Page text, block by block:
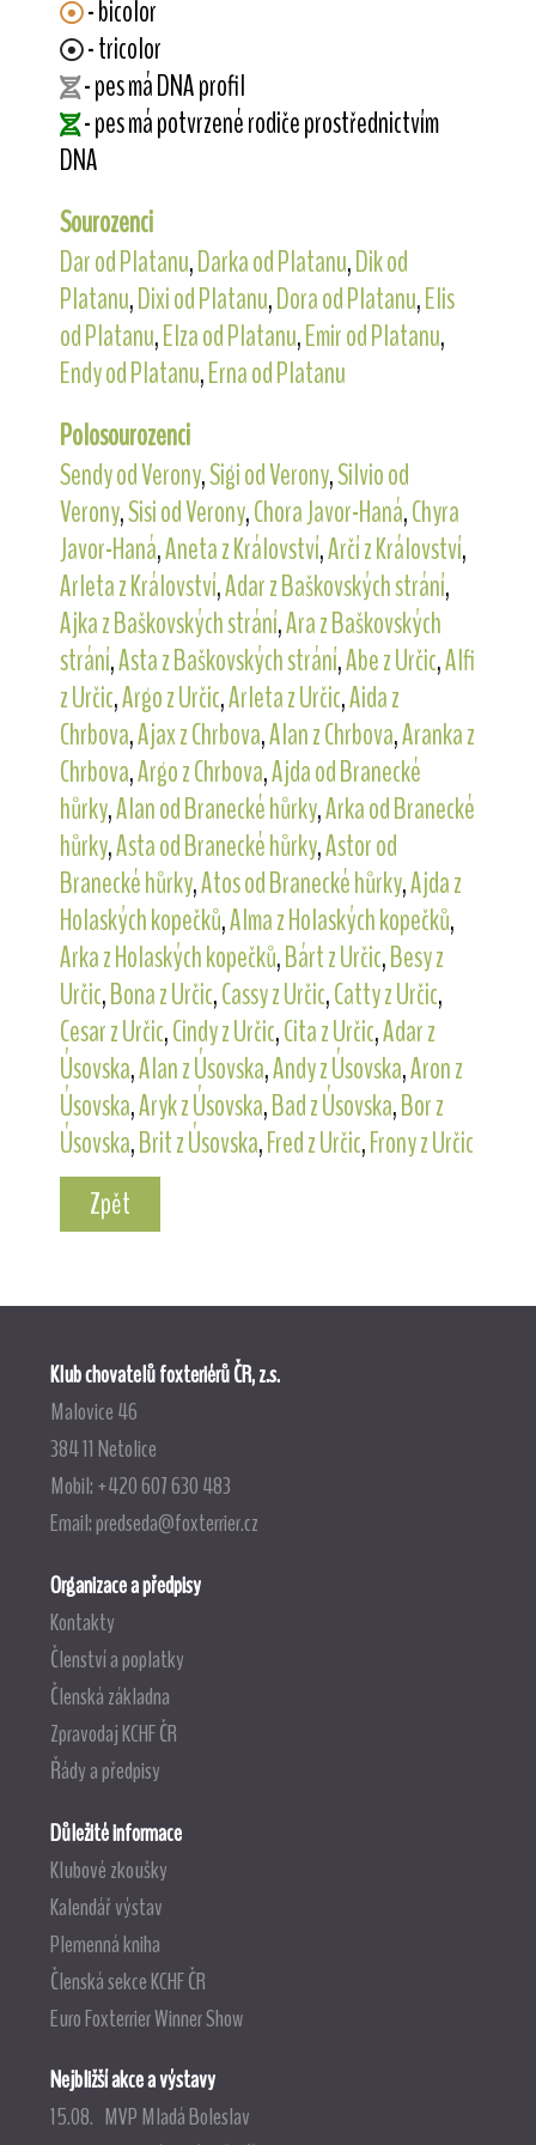
- bicolor
- tricolor
- pes má DNA profil
- pes má potvrzené rodiče prostřednictvím
DNA
Sourozenci
Dar od Platanu,Darka od Platanu,Dik od
Platanu,Dixi od Platanu,Dora od Platanu,Elis
od Platanu,Elza od Platanu,Emir od Platanu,
Endy od Platanu,Erna od Platanu
Polosourozenci
Sendy od Verony,Sigi od Verony,Silvio od
Verony,Sisi od Verony,Chora Javor-Haná,Chyra
Javor-Haná,Aneta z Království,Arčí z Království,
Arleta z Království,Adar z Baškovských strání,
Ajka z Baškovských strání,Ara z Baškovských
strání,Asta z Baškovských strání,Abe z Určic,Alfi
z Určic,Argo z Určic,Arleta z Určic,Aida z
Chrbova,Ajax z Chrbova,Alan z Chrbova,Aranka z
Chrbova,Argo z Chrbova,Ajda od Branecké
hůrky,Alan od Branecké hůrky,Arka od Branecké
hůrky,Asta od Branecké hůrky,Astor od
Branecké hůrky,Atos od Branecké hůrky,Ajda z
Holaských kopečků,Alma z Holaských kopečků,
Arka z Holaských kopečků,Bárt z Určic,Besy z
Určic,Bona z Určic,Cassy z Určic,Catty z Určic,
Cesar z Určic,Cindy z Určic,Cita z Určic,Adar z
Úsovska,Alan z Úsovska,Andy z Úsovska,Aron z
Úsovska,Aryk z Úsovska,Bad z Úsovska,Bor z
Úsovska,Brit z Úsovska,Fred z Určic,Frony z Určic
Zpět
Klub chovatelů foxteriérů ČR, z.s.
Malovice 46
384 11 Netolice
Mobil: +420 607 630 483
Email:predseda@foxterrier.cz
Organizace a předpisy
Kontakty
Členství a poplatky
Členská základna
Zpravodaj KCHF ČR
Řády a předpisy
Důležité informace
Klubové zkoušky
Kalendář výstav
Plemenná kniha
Členská sekce KCHF ČR
Euro Foxterrier Winner Show
Nejbližší akce a výstavy
15.08. MVP Mladá Boleslav